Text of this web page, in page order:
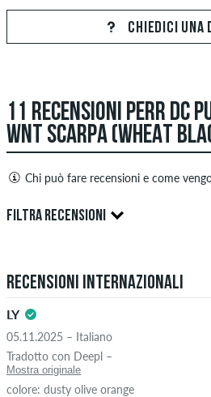
CHIEDICI UNA
11 RECENSIONI PERR DC
WNT SCARPA (WHEAT
Chi può fare recensioni e come
Solo le persone con un account
creare recensioni. Saranno
che violano la legge applicabile o i
contenenti spam e pubblicità di
pubblicate. La valutazione a stelle
Se la recensione è di una persona
FILTRA RECENSIONI
5.0
STELLE
Recensioni internazionali
LY
05.11.2025 – Italiano
Tradotto con Deepl –
Mostra originale
colore: dusty olive orange